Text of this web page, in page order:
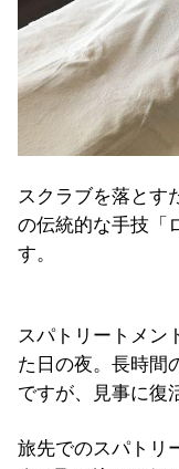
スクラブを落とす
の伝統的な手技「
す。
スパトリートメン
た日の夜。長時間
ですが、見事に復
旅先でのスパトリ